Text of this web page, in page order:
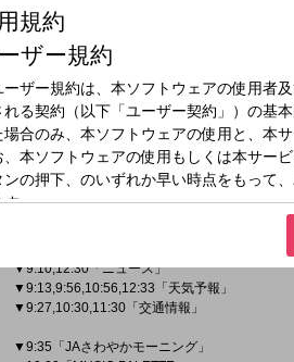
放送時間
2026年5月19日（火）11:00～13:00
番組名
HAPPYパンチ！ ②
「辛いことなんか、PUNCHで吹き飛ばして
地元茨城出身のシンガーソングライター『
ロックバンド「スキップカウズ」のボーカル『
アコースティックデュオ「京太朗と晴彦」のボ
5人の女性アシスタントの若い感性をプラスし
▼9:10,12:30「ニュース」
▼9:13,9:56,10:56,12:33「天気予報」
▼9:27,10:30,11:30「交通情報」
▼9:35「JAさわやかモーニング」